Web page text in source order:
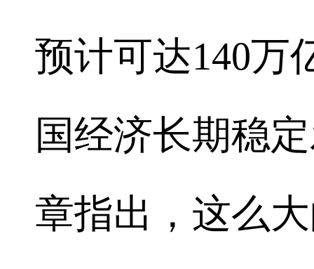
预计可达140万
国经济长期稳
章指出，这么